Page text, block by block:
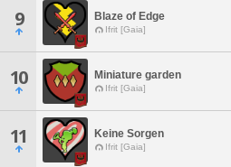
9 Blaze of Edge
Ifrit [Gaia]
10 Miniature garden
Ifrit [Gaia]
11 Keine Sorgen
Ifrit [Gaia]